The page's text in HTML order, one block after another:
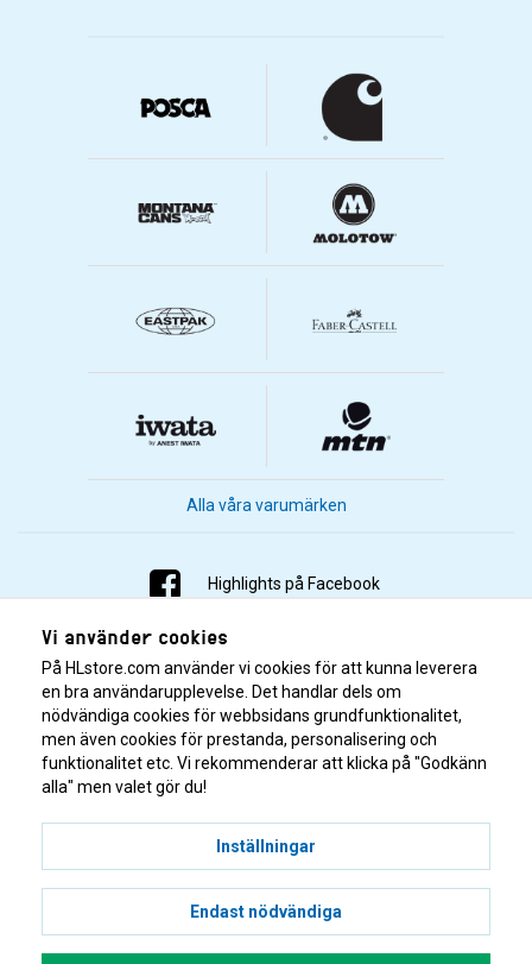
Alla våra varumärken
Highlights på Facebook
Highlights på Instagram
Highlights på Youtube
Highlights på Tiktok
© 2001–2026 Highlights/KR Distribution AB.
Vi använder cookies
På HLstore.com använder vi cookies för att kunna leverera
en bra användarupplevelse. Det handlar dels om
nödvändiga cookies för webbsidans grundfunktionalitet,
men även cookies för prestanda, personalisering och
funktionalitet etc. Vi rekommenderar att klicka på "Godkänn
alla" men valet gör du!
Inställningar
Endast nödvändiga